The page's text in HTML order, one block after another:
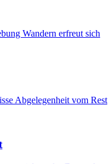
Wandern erfreut sich
Abgelegenheit vom Rest